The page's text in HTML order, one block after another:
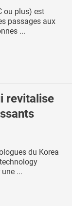
ou plus) est
passages aux
...
revitalise
du Korea
...